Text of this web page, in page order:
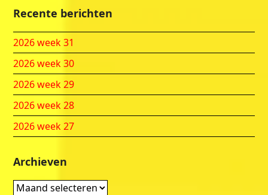
Recente berichten
2026 week 31
2026 week 30
2026 week 29
2026 week 28
2026 week 27
Archieven
Archieven